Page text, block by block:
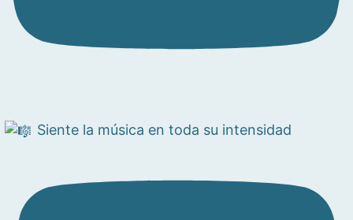
Siente la música en toda su intensidad